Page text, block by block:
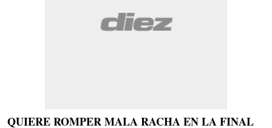
QUIERE ROMPER MALA RACHA EN LA FINAL